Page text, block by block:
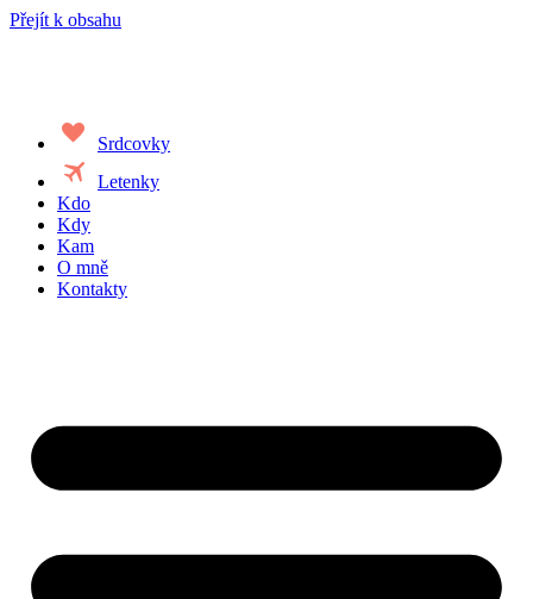
Přejít k obsahu
favorite Srdcovky
travel
Letenky
Kdo
Kdy
Kam
O mně
Kontakty